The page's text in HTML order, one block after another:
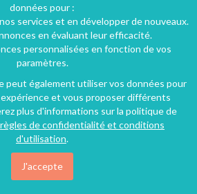
données pour :
services et en développer de nouveaux.
en évaluant leur efficacité.
personnalisées en fonction de vos
paramètres.
peut également utiliser vos données pour
et vous proposer différents
plus d'informations sur la politique de
règles de confidentialité et conditions
d'utilisation.
J'accepte